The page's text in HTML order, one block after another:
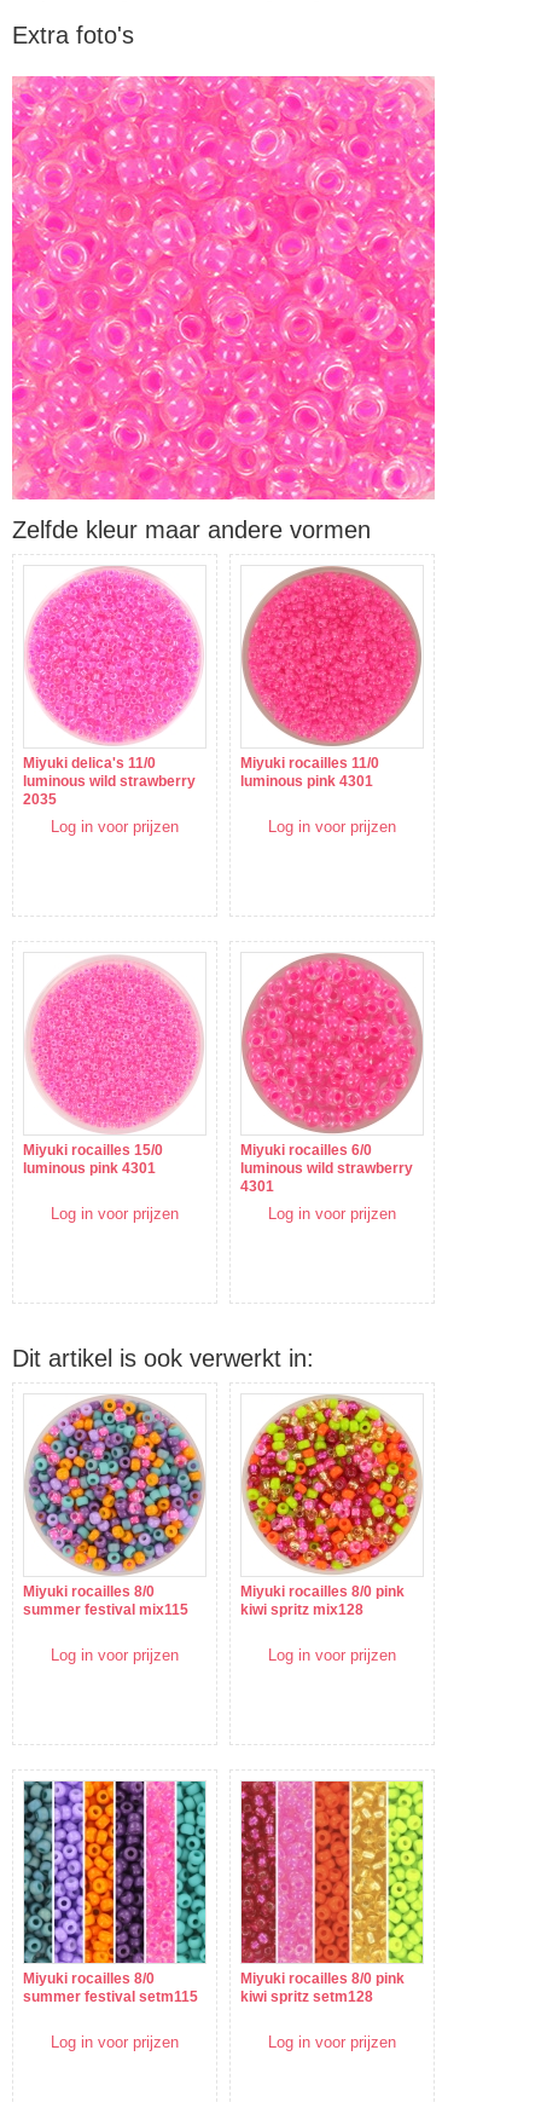
Extra foto's
Zelfde kleur maar andere vormen
Miyuki delica's 11/0
luminous wild strawberry
2035
Log in voor prijzen
Miyuki rocailles 11/0
luminous pink 4301
Log in voor prijzen
Miyuki rocailles 15/0
luminous pink 4301
Log in voor prijzen
Miyuki rocailles 6/0
luminous wild strawberry
4301
Log in voor prijzen
Dit artikel is ook verwerkt in:
Miyuki rocailles 8/0
summer festival mix115
Log in voor prijzen
Miyuki rocailles 8/0 pink
kiwi spritz mix128
Log in voor prijzen
Miyuki rocailles 8/0
summer festival setm115
Log in voor prijzen
Miyuki rocailles 8/0 pink
kiwi spritz setm128
Log in voor prijzen